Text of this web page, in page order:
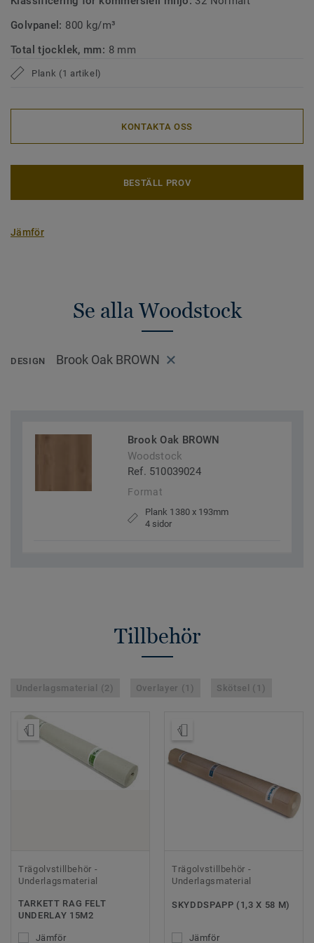
Golvpanel: 800 kg/m³
Total tjocklek, mm: 8 mm
Plank (1 artikel)
KONTAKTA OSS
BESTÄLL PROV
Jämför
Se alla Woodstock
DESIGN Brook Oak BROWN
Brook Oak BROWN
Woodstock
Ref. 510039024
Format
Plank 1380 x 193mm
4 sidor
Tillbehör
Underlagsmaterial (2) Overlayer (1) Skötsel (1)
Beställ prov
Trägolvstillbehör -
Underlagsmaterial
TARKETT RAG FELT
UNDERLAY 15M2
Jämför
Trägolvstillbehör -
Underlagsmaterial
SKYDDSPAPP (1,3 X 58 M)
Jämför